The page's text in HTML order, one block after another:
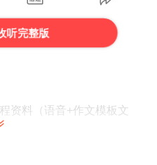
听完整版
资料（语音+作文模板文